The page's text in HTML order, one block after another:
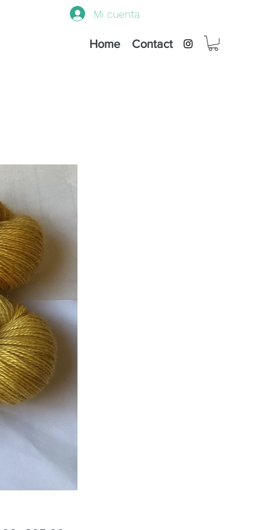
Home Contact
Mi cuenta